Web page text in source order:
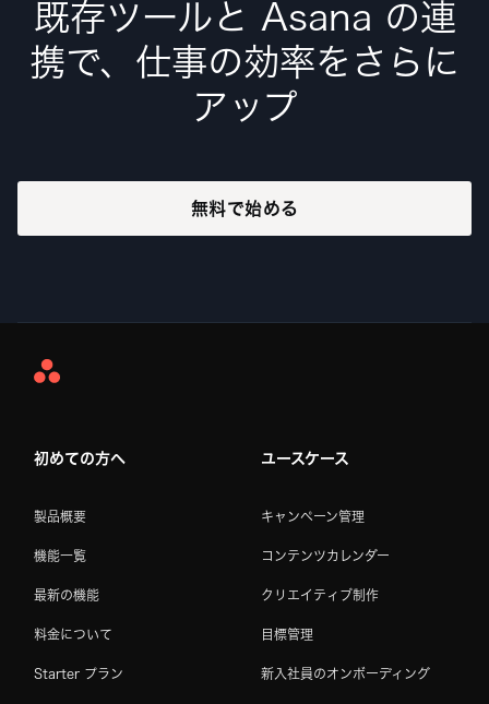
既存ツールと Asana の連
携で、仕事の効率をさらに
アップ
無料で始める
Asana
初めての方へ
製品概要
機能一覧
最新の機能
料金について
Starter プラン
ユースケース
キャンペーン管理
コンテンツカレンダー
クリエイティブ制作
目標管理
新入社員のオンボーディング